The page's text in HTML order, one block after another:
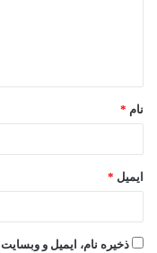
*
نام *
ایمیل *
ذخیره نام، ایمیل و